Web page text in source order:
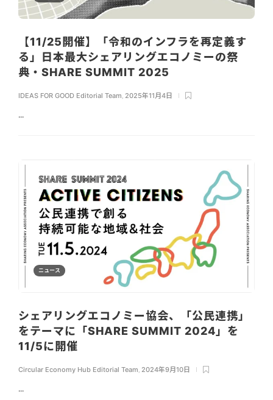
【11/25開催】「令和のインフラを再定義す
る」日本最大シェアリングエコノミーの祭
典・SHARE SUMMIT 2025
IDEAS FOR GOOD Editorial Team 2025年11月4日
...
ニュース
シェアリングエコノミー協会、「公民連携」
をテーマに「SHARE SUMMIT 2024」を
11/5に開催
Circular Economy Hub Editorial Team, 2024年9月10日
...